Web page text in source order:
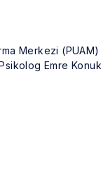
Merkezi
Emre